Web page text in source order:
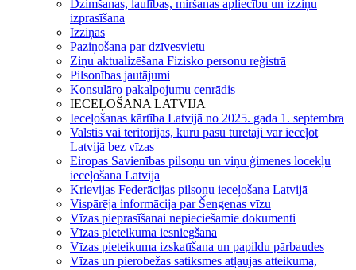
Dzimšanas, laulības, miršanas apliecību un izziņu
izprasīšana
Izziņas
Paziņošana par dzīvesvietu
Ziņu aktualizēšana Fizisko personu reģistrā
Pilsonības jautājumi
Konsulāro pakalpojumu cenrādis
IECEĻOŠANA LATVIJĀ
Ieceļošanas kārtība Latvijā no 2025. gada 1. septembra
Valstis vai teritorijas, kuru pasu turētāji var ieceļot
Latvijā bez vīzas
Eiropas Savienības pilsoņu un viņu ģimenes locekļu
ieceļošana Latvijā
Krievijas Federācijas pilsoņu ieceļošana Latvijā
Vispārēja informācija par Šengenas vīzu
Vīzas pieprasīšanai nepieciešamie dokumenti
Vīzas pieteikuma iesniegšana
Vīzas pieteikuma izskatīšana un papildu pārbaudes
Vīzas un pierobežas satiksmes atļaujas atteikuma,